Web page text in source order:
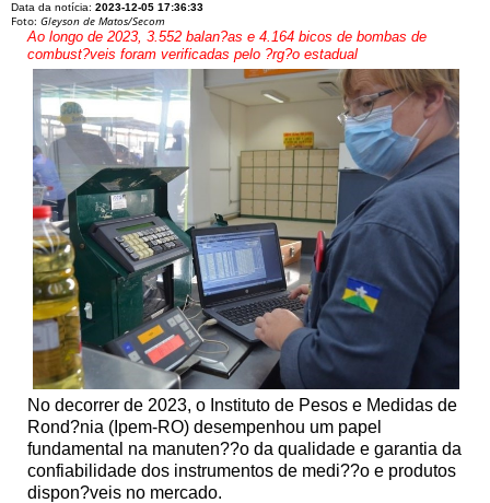
Data da notícia: 2023-12-05 17:36:33
Foto: Gleyson de Matos/Secom
Ao longo de 2023, 3.552 balan?as e 4.164 bicos de bombas de
combust?veis foram verificadas pelo ?rg?o estadual
No decorrer de 2023, o Instituto de Pesos e Medidas de
Rond?nia (Ipem-RO) desempenhou um papel
fundamental na manuten??o da qualidade e garantia da
confiabilidade dos instrumentos de medi??o e produtos
dispon?veis no mercado.